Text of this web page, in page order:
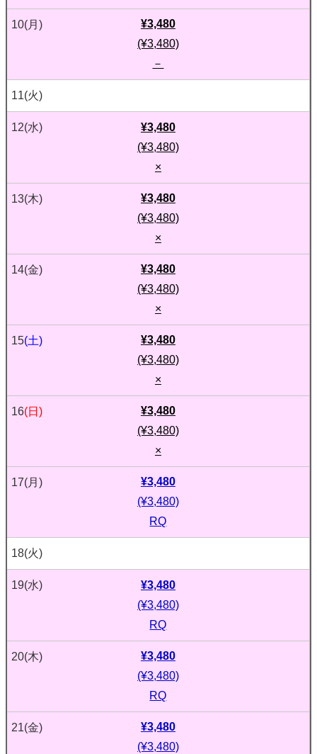
10(月)
¥3,480
(¥3,480)
－
11(火)
12(水)
¥3,480
(¥3,480)
×
13(木)
¥3,480
(¥3,480)
×
14(金)
¥3,480
(¥3,480)
×
15(土)
¥3,480
(¥3,480)
×
16(日)
¥3,480
(¥3,480)
×
17(月)
¥3,480
(¥3,480)
RQ
18(火)
19(水)
¥3,480
(¥3,480)
RQ
20(木)
¥3,480
(¥3,480)
RQ
21(金)
¥3,480
(¥3,480)